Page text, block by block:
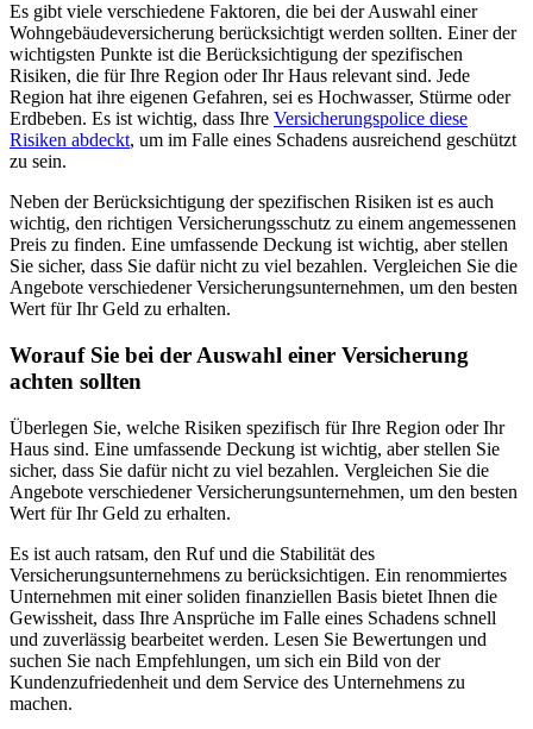
Es gibt viele verschiedene Faktoren, die bei der Auswahl einer
Wohngebäudeversicherung berücksichtigt werden sollten. Einer der
wichtigsten Punkte ist die Berücksichtigung der spezifischen
Risiken, die für Ihre Region oder Ihr Haus relevant sind. Jede
Region hat ihre eigenen Gefahren, sei es Hochwasser, Stürme oder
Erdbeben. Es ist wichtig, dass Ihre Versicherungspolice diese
Risiken abdeckt, um im Falle eines Schadens ausreichend geschützt
zu sein.
Neben der Berücksichtigung der spezifischen Risiken ist es auch
wichtig, den richtigen Versicherungsschutz zu einem angemessenen
Preis zu finden. Eine umfassende Deckung ist wichtig, aber stellen
Sie sicher, dass Sie dafür nicht zu viel bezahlen. Vergleichen Sie die
Angebote verschiedener Versicherungsunternehmen, um den besten
Wert für Ihr Geld zu erhalten.
Worauf Sie bei der Auswahl einer Versicherung
achten sollten
Überlegen Sie, welche Risiken spezifisch für Ihre Region oder Ihr
Haus sind. Eine umfassende Deckung ist wichtig, aber stellen Sie
sicher, dass Sie dafür nicht zu viel bezahlen. Vergleichen Sie die
Angebote verschiedener Versicherungsunternehmen, um den besten
Wert für Ihr Geld zu erhalten.
Es ist auch ratsam, den Ruf und die Stabilität des
Versicherungsunternehmens zu berücksichtigen. Ein renommiertes
Unternehmen mit einer soliden finanziellen Basis bietet Ihnen die
Gewissheit, dass Ihre Ansprüche im Falle eines Schadens schnell
und zuverlässig bearbeitet werden. Lesen Sie Bewertungen und
suchen Sie nach Empfehlungen, um sich ein Bild von der
Kundenzufriedenheit und dem Service des Unternehmens zu
machen.